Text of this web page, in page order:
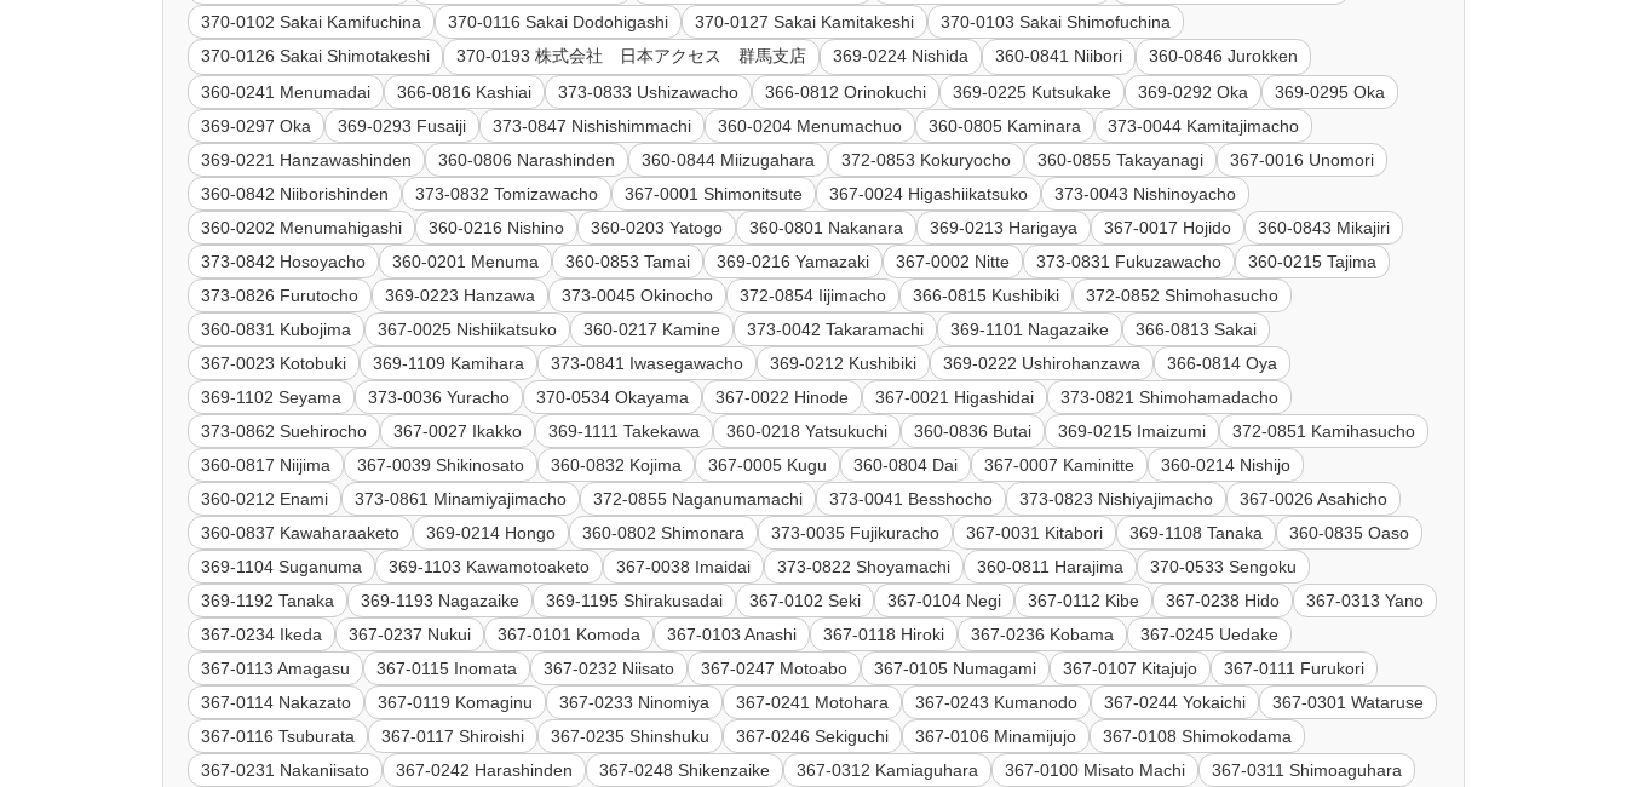
370-0102 Sakai Kamifuchina
370-0116 Sakai Dodohigashi 370-0127 Sakai Kamitakeshi
370-0103 Sakai Shimofuchina
370-0126 Sakai Shimotakeshi
370-0193 株式会社 日本アクセス 群馬支店 369-0224 Nishida 360-0841 Niibori
360-0846 Jurokken
360-0241 Menumadai
366-0816 Kashiai 373-0833 Ushizawacho 366-0812 Orinokuchi 369-0225 Kutsukake 369-0292 Oka
369-0295 Oka
369-0297 Oka
369-0293 Fusaiji 373-0847 Nishishimmachi 360-0204 Menumachuo 360-0805 Kaminara
373-0044 Kamitajimacho
369-0221 Hanzawashinden
360-0806 Narashinden 360-0844 Miizugahara 372-0853 Kokuryocho 360-0855 Takayanagi
367-0016 Unomori
360-0842 Niiborishinden
373-0832 Tomizawacho 367-0001 Shimonitsute 367-0024 Higashiikatsuko
373-0043 Nishinoyacho
360-0202 Menumahigashi
360-0216 Nishino 360-0203 Yatogo 360-0801 Nakanara 369-0213 Harigaya 367-0017 Hojido
360-0843 Mikajiri
373-0842 Hosoyacho
360-0201 Menuma 360-0853 Tamai 369-0216 Yamazaki 367-0002 Nitte 373-0831 Fukuzawacho
360-0215 Tajima
373-0826 Furutocho
369-0223 Hanzawa 373-0045 Okinocho 372-0854 Iijimacho 366-0815 Kushibiki
372-0852 Shimohasucho
360-0831 Kubojima
367-0025 Nishiikatsuko 360-0217 Kamine 373-0042 Takaramachi 369-1101 Nagazaike
366-0813 Sakai
367-0023 Kotobuki
369-1109 Kamihara 373-0841 Iwasegawacho 369-0212 Kushibiki 369-0222 Ushirohanzawa
366-0814 Oya
369-1102 Seyama
373-0036 Yuracho 370-0534 Okayama 367-0022 Hinode 367-0021 Higashidai
373-0821 Shimohamadacho
373-0862 Suehirocho
367-0027 Ikakko 369-1111 Takekawa 360-0218 Yatsukuchi 360-0836 Butai 369-0215 Imaizumi
372-0851 Kamihasucho
360-0817 Niijima
367-0039 Shikinosato 360-0832 Kojima 367-0005 Kugu 360-0804 Dai 367-0007 Kaminitte
360-0214 Nishijo
360-0212 Enami
373-0861 Minamiyajimacho 372-0855 Naganumamachi 373-0041 Besshocho 373-0823 Nishiyajimacho
367-0026 Asahicho
360-0837 Kawaharaaketo
369-0214 Hongo 360-0802 Shimonara 373-0035 Fujikuracho 367-0031 Kitabori 369-1108 Tanaka
360-0835 Oaso
369-1104 Suganuma
369-1103 Kawamotoaketo 367-0038 Imaidai 373-0822 Shoyamachi 360-0811 Harajima
370-0533 Sengoku
369-1192 Tanaka
369-1193 Nagazaike 369-1195 Shirakusadai 367-0102 Seki 367-0104 Negi 367-0112 Kibe 367-0238 Hido
367-0313 Yano
367-0234 Ikeda
367-0237 Nukui 367-0101 Komoda 367-0103 Anashi 367-0118 Hiroki 367-0236 Kobama
367-0245 Uedake
367-0113 Amagasu
367-0115 Inomata 367-0232 Niisato 367-0247 Motoabo 367-0105 Numagami 367-0107 Kitajujo
367-0111 Furukori
367-0114 Nakazato
367-0119 Komaginu 367-0233 Ninomiya 367-0241 Motohara 367-0243 Kumanodo 367-0244 Yokaichi
367-0301 Wataruse
367-0116 Tsuburata
367-0117 Shiroishi 367-0235 Shinshuku 367-0246 Sekiguchi 367-0106 Minamijujo
367-0108 Shimokodama
367-0231 Nakaniisato
367-0242 Harashinden 367-0248 Shikenzaike 367-0312 Kamiaguhara 367-0100 Misato Machi
367-0311 Shimoaguhara